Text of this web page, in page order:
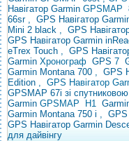
Навігатор Garmin GPSMAP
66sr , GPS Навігатор
Mini 2 black , GPS
GPS Навігатор Garmin
eTrex Touch , GPS
Garmin Хронограф GPS 7
Garmin Montana 700 , GPS
Edition , GPS Навігатор
GPSMAP 67i зі
Garmin GPSMAP H1
Garmin Montana 750 i , GPS
GPS Навігатор Garmin
для дайвінгу